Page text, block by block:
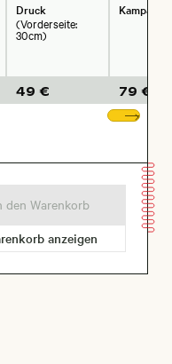
Druck
(Vorderseite:
30cm)
49 €
79 €
den Warenkorb
anzeigen